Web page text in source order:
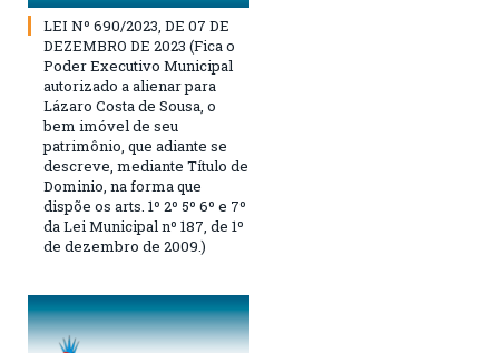
LEI Nº 690/2023, DE 07 DE
DEZEMBRO DE 2023 (Fica o
Poder Executivo Municipal
autorizado a alienar para
Lázaro Costa de Sousa, o
bem imóvel de seu
patrimônio, que adiante se
descreve, mediante Título de
Dominio, na forma que
dispõe os arts. 1º 2º 5º 6º e 7º
da Lei Municipal nº 187, de 1º
de dezembro de 2009.)